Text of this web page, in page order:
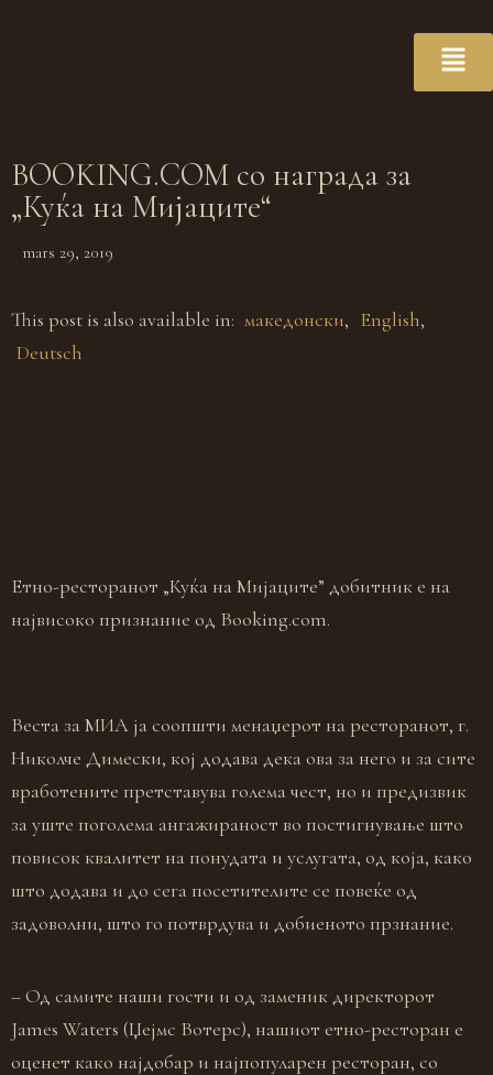
BOOKING.COM со награда за
„Куќа на Мијаците“
mars 29, 2019
This post is also available in: македонски
English
Deutsch
Eтно-ресторанот „Куќа на Мијаците” добитник е на
највисоко признание од Booking.com.
Веста за МИА ја соопшти менаџерот на ресторанот, г.
Николче Димески, кој додава дека ова за него и за сите
вработените претставува голема чест, но и предизвик
за уште поголема ангажираност во постигнување што
повисок квалитет на понудата и услугата, од која, како
што додава и до сега посетителите се повеќе од
задоволни, што го потврдува и добиеното прзнание.
– Од самите наши гости и од заменик директорот
James Waters (Џејмс Вотерс), нашиот етно-ресторан е
оценет како најдобар и најпопуларен ресторан, со